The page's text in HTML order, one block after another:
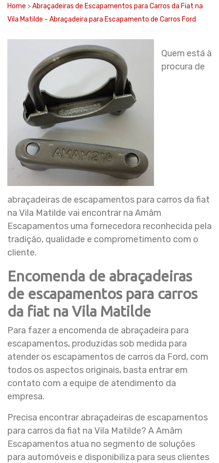
Home >Abraçadeiras de Escapamentos para Carros da Fiat na
Vila Matilde - Abraçadeira para Escapamento de Carros Ford
Quem está à
procura de
abraçadeiras de escapamentos para carros da fiat
na Vila Matilde vai encontrar na Amâm
Escapamentos uma fornecedora reconhecida pela
tradição, qualidade e comprometimento com o
cliente.
Encomenda de abraçadeiras
de escapamentos para carros
da fiat na Vila Matilde
Para fazer a encomenda de abraçadeira para
escapamentos, produzidas sob medida para
atender os escapamentos de carros da Ford, com
todos os aspectos originais, basta entrar em
contato com a equipe de atendimento da
empresa.
Precisa encontrar abraçadeiras de escapamentos
para carros da fiat na Vila Matilde? A Amâm
Escapamentos atua no segmento de soluções
para automóveis e disponibiliza para seus clientes